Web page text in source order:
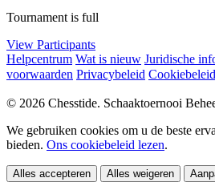
Tournament is full
View Participants
Helpcentrum Wat is nieuw Juridische
voorwaarden Privacybeleid Cookiebeleid
© 2026 Chesstide. Schaaktoernooi
We gebruiken cookies om u de beste
bieden. Ons cookiebeleid lezen.
Alles accepteren Alles weigeren